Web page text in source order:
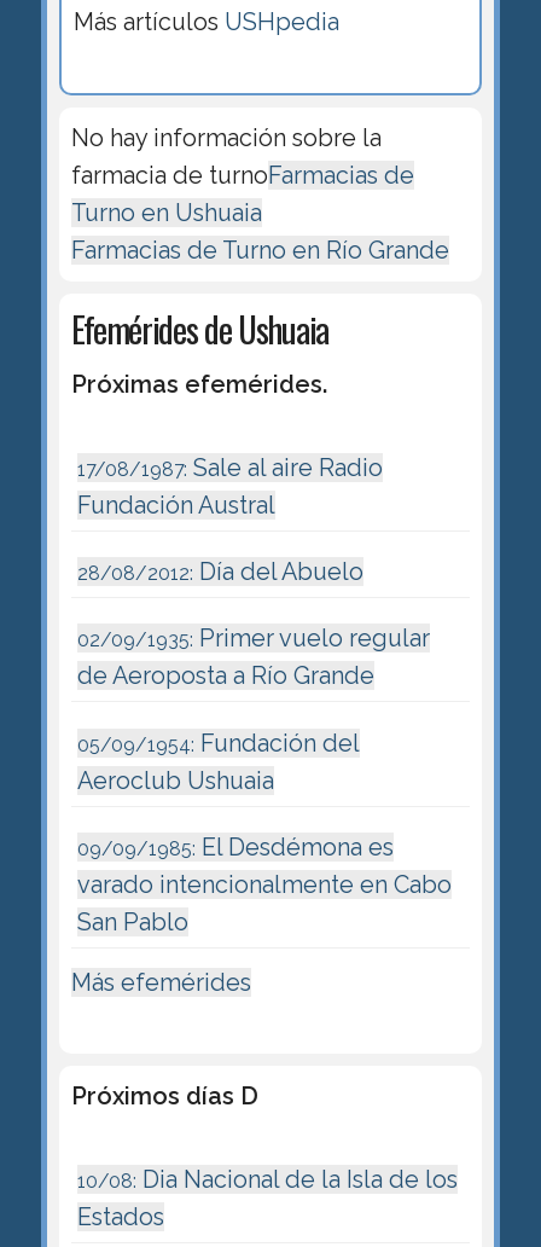
Más artículos USHpedia
No hay información sobre la
farmacia de turnoFarmacias de
Turno en Ushuaia
Farmacias de Turno en Río Grande
Efemérides de Ushuaia
Próximas efemérides.
17/08/1987: Sale al aire Radio
Fundación Austral
28/08/2012: Día del Abuelo
02/09/1935: Primer vuelo regular
de Aeroposta a Río Grande
05/09/1954: Fundación del
Aeroclub Ushuaia
09/09/1985: El Desdémona es
varado intencionalmente en Cabo
San Pablo
Más efemérides
Próximos días D
10/08: Dia Nacional de la Isla de los
Estados